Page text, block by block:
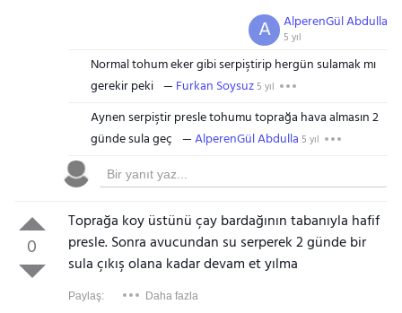
AlperenGül Abdulla
5 yıl
A
Normal tohum eker gibi serpiştirip hergün sulamak mı
gerekir peki
Furkan Soysuz5 yıl
Aynen serpiştir presle tohumu toprağa hava almasın 2
günde sula geç
AlperenGül Abdulla 5 yıl
0
Toprağa koy üstünü çay bardağının tabanıyla hafif
presle. Sonra avucundan su serperek 2 günde bir
sula çıkış olana kadar devam et yılma
Paylaş: Daha fazla